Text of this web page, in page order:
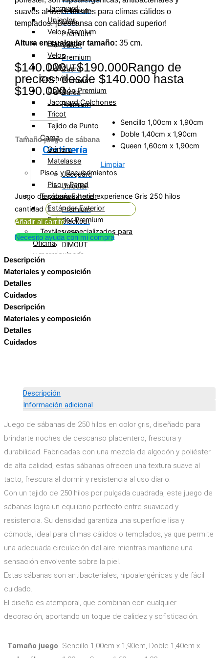
Premium
Lona
Premium
Velvet
Premium
Cuero
Premium
Burda
Premium
Cortinería
Jacquard
Unicolor
Velos
Premium
Blackout
Velos
DIMOUT
Colchón
Tricot
Antideslizante
Cama
Género
Pisos
y
Recubrimientos
Tapicería
Estándar
Premium
Jacquard
Unicolor
Velos Premium
Blackout
Velos
DIMOUT
Colchón
Colchón Premium
Jacquard Colchones
Tricot
Tejido de Punto
Cama
Género
Matelasse
Pisos y Recubrimientos
Piso y Pared
Tapicería Exterior
Estándar Exterior
Exterior Premium
Textiles especializados para
Oficina
y marroquinería
Desempeño superior
Textiles recubiertos
Tecnologías
MD+
Color+
Ink clean
Amigable con el medio
ambiente
Cloro resistente
Antialérgico
Cortinas inteligentes
Double Sided
Easy Wave
Quality +
Certificaciones
NFPA
Clientes
Pagos PSE
Creditos
suaves al tacto. Ideales para climas cálidos o
templados. ¡Descansa con calidad superior!
Altura en cualquier tamaño: 35 cm.
$140.000 - $190.000Rango de
precios: desde $140.000 hasta
$190.000
Tamaño juego de sábana
Sencillo 1,00cm x 1,90cm
Doble 1,40cm x 1,90cm
Queen 1,60cm x 1,90cm
Limpiar
Juego de sábanas hotel experience Gris 250 hilos
cantidad
Añadir al carrito
Necesito ayuda con mi compra
Descripción
Materiales y composición
Detalles
Cuidados
Descripción
Materiales y composición
Detalles
Cuidados
Descripción
Información adicional
Juego de sábanas de 250 hilos en color gris, diseñado para
brindarte noches de descanso placentero, frescura y
durabilidad. Fabricadas con una mezcla de algodón y poliéster
de alta calidad, estas sábanas ofrecen una textura suave al
tacto, frescura al dormir y resistencia al uso diario.
Con un tejido de 250 hilos por pulgada cuadrada, este juego de
sábanas logra un equilibrio perfecto entre suavidad y
resistencia. Su densidad garantiza una superficie lisa y
cómoda, ideal para climas cálidos o templados, ya que permite
una adecuada circulación del aire mientras mantiene una
sensación envolvente sobre la piel.
Estas sábanas son antibacteriales, hipoalergénicas y de fácil
cuidado.
El diseño es atemporal, que combinan con cualquier
decoración, aportando un toque de calidez y sofisticación.
Tamaño juego Sencillo 1,00cm x 1,90cm, Doble 1,40cm x